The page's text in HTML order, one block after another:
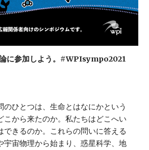
に参加しよう。#WPIsympo2021
のひとつは、生命とはなにかという
こから来たのか。私たちはどこへい
できるのか。これらの問いに答える
宇宙物理から始まり、惑星科学、地